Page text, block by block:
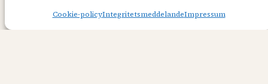
Cookie-policyIntegritetsmeddelandeImpressum